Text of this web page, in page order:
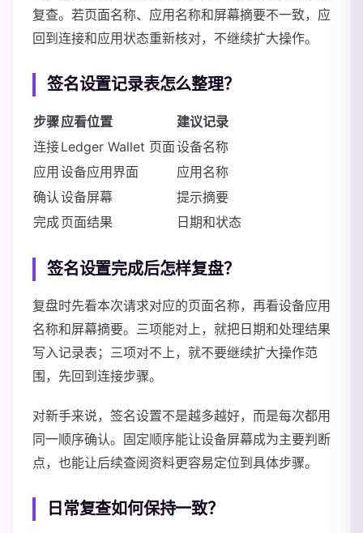
复查。若页面名称、应用名称和屏幕摘要不一致，应
回到连接和应用状态重新核对，不继续扩大操作。
签名设置记录表怎么整理？
步骤应看位置
建议记录
连接Ledger Wallet 页面设备名称
应用 设备应用界面
应用名称
确认设备屏幕
提示摘要
完成页面结果 日期和状态
签名设置完成后怎样复盘？
复盘时先看本次请求对应的页面名称，再看设备应用
名称和屏幕摘要。三项能对上，就把日期和处理结果
写入记录表；三项对不上，就不要继续扩大操作范
围，先回到连接步骤。
对新手来说，签名设置不是越多越好，而是每次都用
同一顺序确认。固定顺序能让设备屏幕成为主要判断
点，也能让后续查阅资料更容易定位到具体步骤。
日常复查如何保持一致？